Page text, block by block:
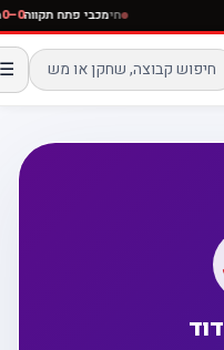
חימכבי פתח תקווה
☰